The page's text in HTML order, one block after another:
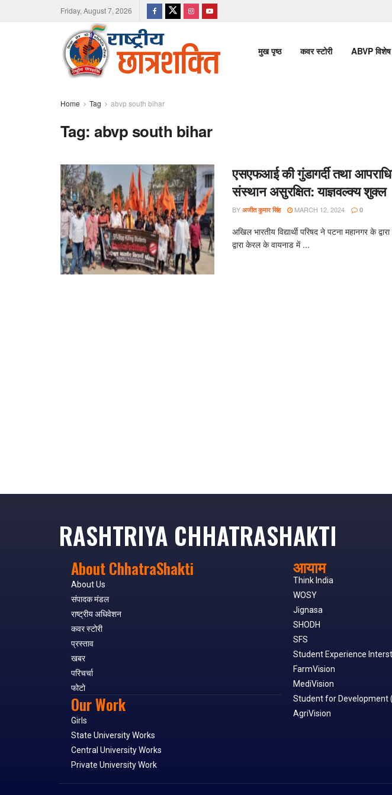
Friday, August 7, 2026
मुख पृष्ठ कवर स्टोरी ABVP विशेष
Home Tag abvp south bihar
Tag:abvp south bihar
एसएफआई की गुंडागर्दी तथा
संस्थान असुरक्षित: याज्ञवल्क्य शुक्ल
BY अजीत कुमार सिंह MARCH 12, 2024 0
अखिल भारतीय विद्यार्थी परिषद ने पटना महानगर के
द्वारा केरल के वायनाड में ...
RASHTRIYA CHHATRASHAKTI
About ChhatraShakti
About Us
संपादक मंडल
राष्ट्रीय अधिवेशन
कवर स्टोरी
प्रस्ताव
खबर
परिचर्चा
फोटो
Our Work
Girls
State University Works
Central University Works
Private University Work
आयाम
Think India
WOSY
Jignasa
SHODH
SFS
Student Experience
FarmVision
MediVision
Student for Development
AgriVision